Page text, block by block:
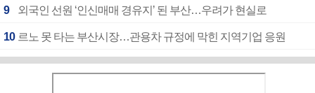
9 외국인 선원 ‘인신매매 경유지’ 된 부산…우려가 현실로
10 르노 못 타는 부산시장…관용차 규정에 막힌 지역기업 응원